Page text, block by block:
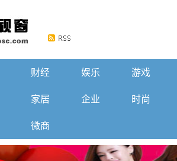
财经 娱乐 游戏
家居 企业 时尚
微商